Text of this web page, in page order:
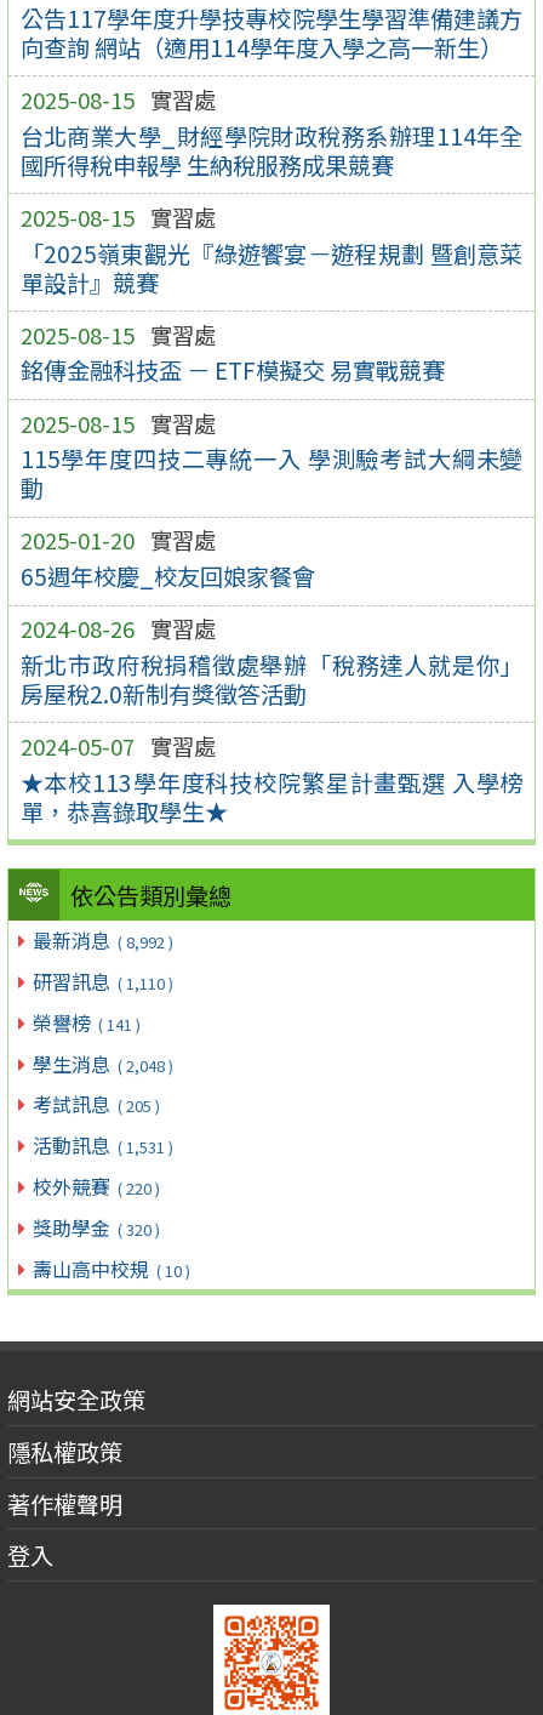
公告117學年度升學技專校院學生學習準備建議方
向查詢 網站（適用114學年度入學之高一新生）
2025-08-15 實習處
台北商業大學_財經學院財政稅務系辦理114年全
國所得稅申報學 生納稅服務成果競賽
2025-08-15 實習處
「2025嶺東觀光『綠遊饗宴－遊程規劃 暨創意菜
單設計』競賽
2025-08-15 實習處
銘傳金融科技盃 － ETF模擬交 易實戰競賽
2025-08-15 實習處
115學年度四技二專統一入 學測驗考試大綱未變
動
2025-01-20 實習處
65週年校慶_校友回娘家餐會
2024-08-26 實習處
新北市政府稅捐稽徵處舉辦「稅務達人就是你」
房屋稅2.0新制有獎徵答活動
2024-05-07 實習處
★本校113學年度科技校院繁星計畫甄選 入學榜
單，恭喜錄取學生★
依公告類別彙總
最新消息 ( 8,992 )
研習訊息 ( 1,110 )
榮譽榜 ( 141 )
學生消息 ( 2,048 )
考試訊息 ( 205 )
活動訊息 ( 1,531 )
校外競賽 ( 220 )
獎助學金 ( 320 )
壽山高中校規 ( 10 )
網站安全政策
隱私權政策
著作權聲明
登入